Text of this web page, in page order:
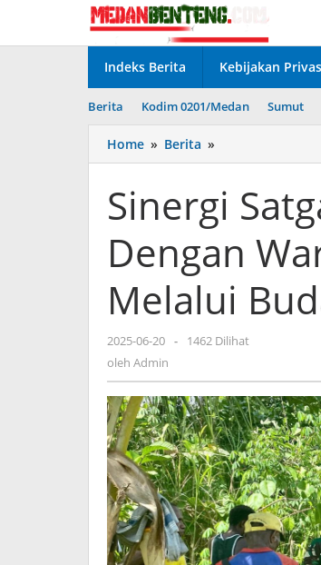
konten
Indeks Berita Kebijakan
Berita Kodim 0201/Medan Sumut
Home » Berita »
Satgas
131/Brajasakti
Dengan
Perbatasan
Melalui
Budaya
Gotong
Sinergi
Dengan
Melalui
2025-06-20 oleh
-
1462 Dilihat
oleh Admin